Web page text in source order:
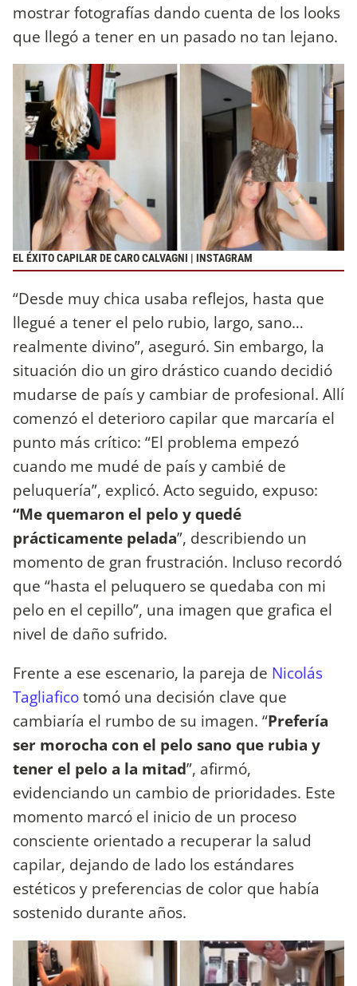
mostrar fotografías dando cuenta de los looks
que llegó a tener en un pasado no tan lejano.
EL ÉXITO CAPILAR DE CARO CALVAGNI | INSTAGRAM
“Desde muy chica usaba reflejos, hasta que
llegué a tener el pelo rubio, largo, sano…
realmente divino”, aseguró. Sin embargo, la
situación dio un giro drástico cuando decidió
mudarse de país y cambiar de profesional. Allí
comenzó el deterioro capilar que marcaría el
punto más crítico: “El problema empezó
cuando me mudé de país y cambié de
peluquería”, explicó. Acto seguido, expuso:
“Me quemaron el pelo y quedé
prácticamente pelada”, describiendo un
momento de gran frustración. Incluso recordó
que “hasta el peluquero se quedaba con mi
pelo en el cepillo”, una imagen que grafica el
nivel de daño sufrido.
Frente a ese escenario, la pareja de Nicolás
Tagliaficotomó una decisión clave que
cambiaría el rumbo de su imagen. “Prefería
ser morocha con el pelo sano que rubia y
tener el pelo a la mitad”, afirmó,
evidenciando un cambio de prioridades. Este
momento marcó el inicio de un proceso
consciente orientado a recuperar la salud
capilar, dejando de lado los estándares
estéticos y preferencias de color que había
sostenido durante años.